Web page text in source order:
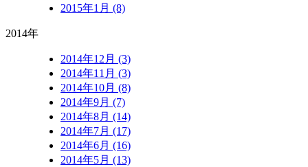
2015年1月 (8)
2014年
2014年12月 (3)
2014年11月 (3)
2014年10月 (8)
2014年9月 (7)
2014年8月 (14)
2014年7月 (17)
2014年6月 (16)
2014年5月 (13)